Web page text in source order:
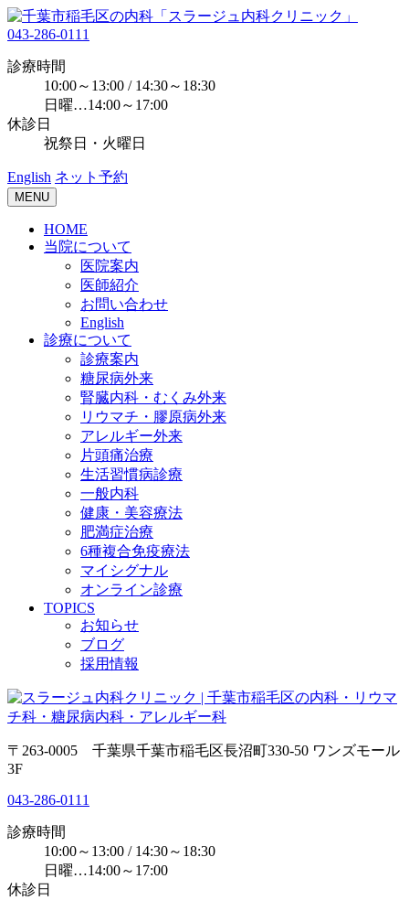
043-286-0111
診療時間
10:00～13:00 / 14:30～18:30
日曜…14:00～17:00
休診日
祝祭日・火曜日
English ネット予約
MENU
HOME
当院について
医院案内
医師紹介
お問い合わせ
English
診療について
診療案内
糖尿病外来
腎臓内科・むくみ外来
リウマチ・膠原病外来
アレルギー外来
片頭痛治療
生活習慣病診療
一般内科
健康・美容療法
肥満症治療
6種複合免疫療法
マイシグナル
オンライン診療
TOPICS
お知らせ
ブログ
採用情報
〒263-0005 千葉県千葉市稲毛区長沼町330-50 ワンズモール
3F
043-286-0111
診療時間
10:00～13:00 / 14:30～18:30
日曜…14:00～17:00
休診日